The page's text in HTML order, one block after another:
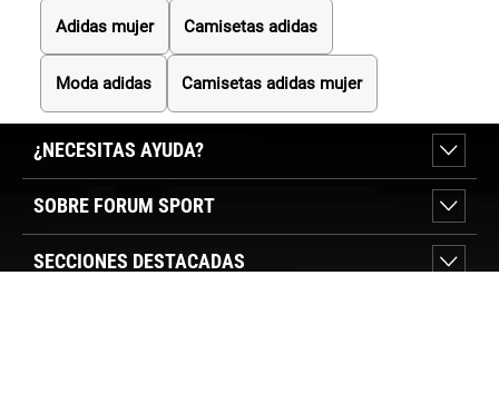
Adidas mujer Camisetas adidas
Moda adidas Camisetas adidas mujer
¿NECESITAS AYUDA?
SOBRE FORUM SPORT
SECCIONES DESTACADAS